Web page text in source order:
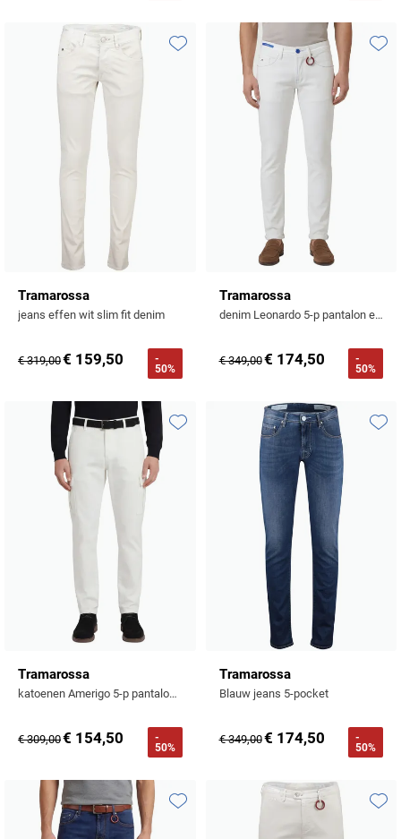
Tommy Hilfiger
Tramarossa
UBR
Vanguard
Alle Merken
Tramarossa
jeans effen wit slim fit denim
€ 319,00€ 159,50
-
50%
Toevoegen aan favorieten
Tramarossa
denim Leonardo 5-p pantalon effen sneeuw wit slim fit
€ 349,00€ 174,50
-
50%
Tramarossa
katoenen Amerigo 5-p pantalon spierwit effen slim fit
€ 309,00€ 154,50
-
50%
Toevoegen aan favorieten
Tramarossa
Blauw jeans 5-pocket
€ 349,00€ 174,50
-
50%
Toevoegen aan favorieten